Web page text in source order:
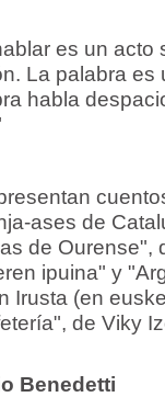
es un acto
La palabra es
habla
ases de
de Ourense",
ipuina" y
Irusta (en
de Viky
Benedetti